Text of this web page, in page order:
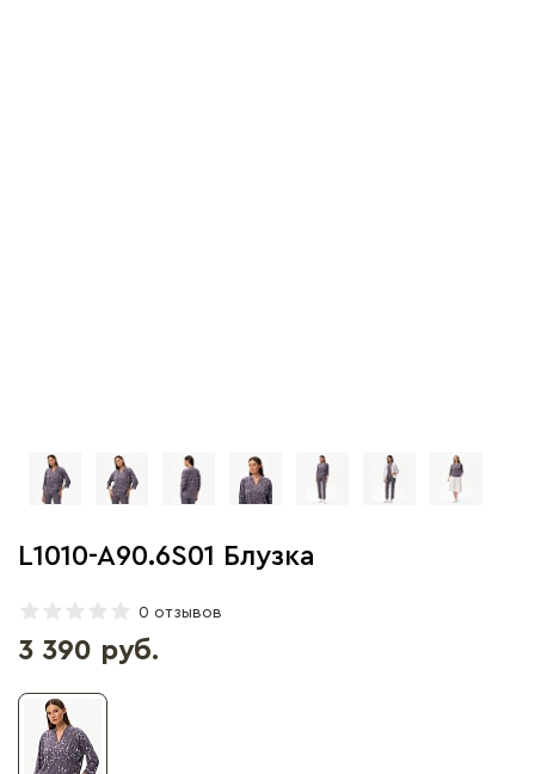
L1010-A90.6S01 Блузка
0 отзывов
3 390 руб.